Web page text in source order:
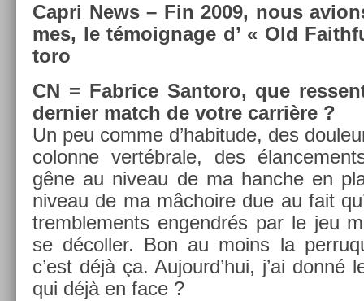
Capri News – Fin 2009, nous
mes, le témoig­nage d’ « Old
toro
CN = Fab­rice San­toro, que
de­rni­er match de votre carrière ?
Un peu comme d’habitude, des
col­on­ne vertébrale, des
gêne au niveau de ma han­che en
niveau de ma mâchoire due au fait
tremblements en­gendrés par le jeu
se décoll­er. Bon au moins la
c’est déjà ça. Aujourd’hui, j’ai donné
qui déjà en face ?